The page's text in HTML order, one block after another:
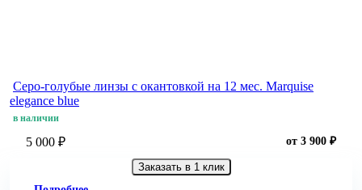
Серо-голубые линзы c окантовкой на 12 мес. Marquise
elegance blue
в наличии
5 000 ₽ от 3 900 ₽
Заказать в 1 клик